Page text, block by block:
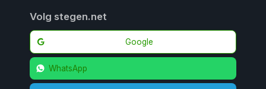
Volg stegen.net
Google
WhatsApp